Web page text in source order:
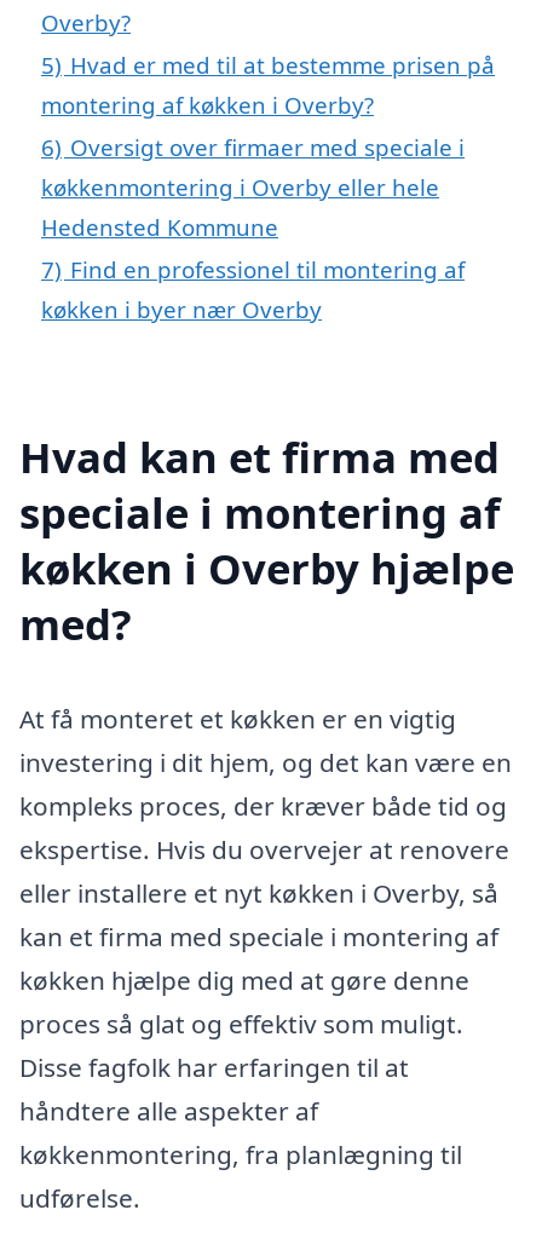
Overby?
5) Hvad er med til at bestemme prisen på
montering af køkken i Overby?
6) Oversigt over firmaer med speciale i
køkkenmontering i Overby eller hele
Hedensted Kommune
7) Find en professionel til montering af
køkken i byer nær Overby
Hvad kan et firma med
speciale i montering af
køkken i Overby hjælpe
med?
At få monteret et køkken er en vigtig
investering i dit hjem, og det kan være en
kompleks proces, der kræver både tid og
ekspertise. Hvis du overvejer at renovere
eller installere et nyt køkken i Overby, så
kan et firma med speciale i montering af
køkken hjælpe dig med at gøre denne
proces så glat og effektiv som muligt.
Disse fagfolk har erfaringen til at
håndtere alle aspekter af
køkkenmontering, fra planlægning til
udførelse.